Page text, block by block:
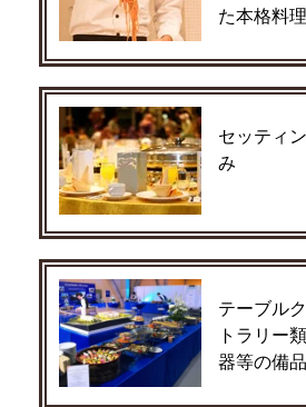
た本格料理
セッティ
み
テーブル
トラリー
器等の備